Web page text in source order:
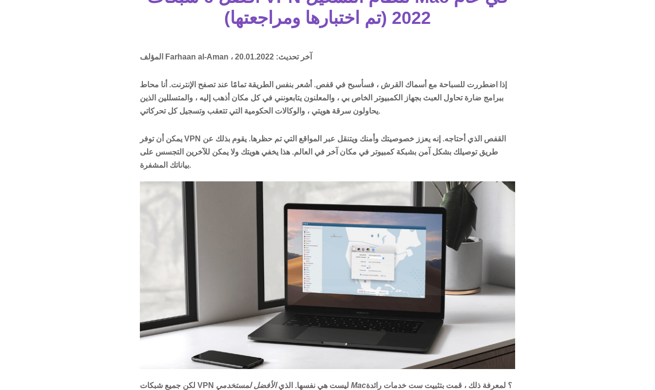
2022 (تم اختبارها ومراجعتها)
Farhaan al-Aman ، آخر تحديث: 20.01.2022
إذا اضطررت للسباحة مع أسماك القرش ، فسأسبح في قفص. أشعر بنفس الطريقة تمامًا عند تصفح الإنترنت. أنا محاط
ببرامج ضارة تحاول العبث بجهاز الكمبيوتر الخاص بي ، والمعلنون يتابعونني في كل مكان أذهب إليه ، والمتسللين الذين
يحاولون سرقة هويتي ، والوكالات الحكومية التي تتعقب وتسجيل كل تحركاتي.
يمكن أن توفر VPN القفص الذي أحتاجه. إنه يعزز خصوصيتك وأمنك ويتنقل عبر المواقع التي تم حظرها. يقوم بذلك عن
طريق توصيلك بشكل آمن بشبكة كمبيوتر في مكان آخر في العالم. هذا يخفي هويتك ولا يمكن للآخرين التجسس على
بياناتك المشفرة.
لكن جميع شبكات VPN ليست هي نفسها. الذي الأفضل لمستخدمي Mac؟ لمعرفة ذلك ، قمت بتثبيت ست خدمات رائدة